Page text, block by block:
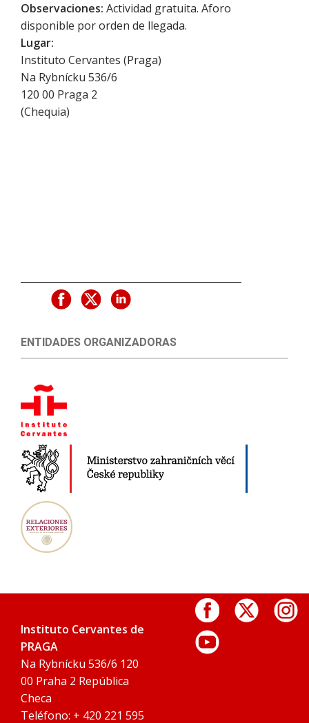
Observaciones: Actividad gratuita. Aforo
disponible por orden de llegada.
Lugar:
Instituto Cervantes (Praga)
Na Rybnícku 536/6
120 00 Praga 2
(Chequia)
ENTIDADES ORGANIZADORAS
Instituto Cervantes de
PRAGA
Na Rybnícku 536/6 120
00 Praha 2 República
Checa
Teléfono: + 420 221 595